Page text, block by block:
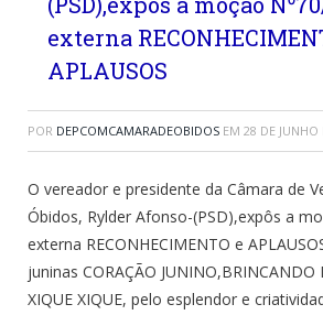
externa
APLAUSOS
POR DEPCOMCAMARADEOBIDOS EM 28 DE JUNHO
O vereador e presidente da Câmara de
Óbidos, Rylder Afonso-(PSD),expôs a
externa RECONHECIMENTO e
juninas CORAÇÃO JUNINO,BRINCANDO
XIQUE XIQUE, pelo esplendor e